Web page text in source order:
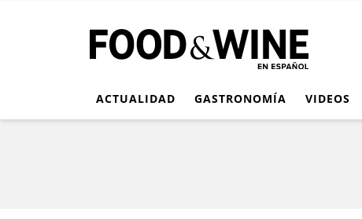
ACTUALIDAD GASTRONOMÍA VIDEOS